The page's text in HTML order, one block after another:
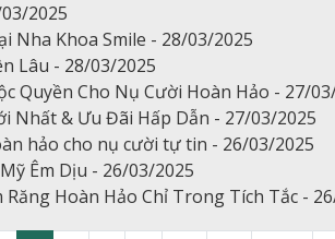
2025
Nha Khoa Smile - 28/03/2025
Lâu - 28/03/2025
Quyền Cho Nụ Cười Hoàn Hảo - 27/
Nhất & Ưu Đãi Hấp Dẫn - 27/03/2025
hảo cho nụ cười tự tin - 26/03/2025
Êm Dịu - 26/03/2025
Hoàn Hảo Chỉ Trong Tích Tắc -